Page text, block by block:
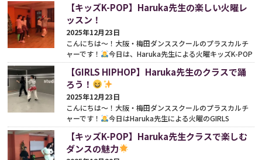
【キッズK-POP】Haruka先生の楽しい火曜レ
ッスン！
2025年12月23日
こんにちは〜！大阪・梅田ダンススクールのプラスカルチ
ャーです！
今日は、Haruka先生による火曜キッズK-POP
クラスの様子をお届けします♪今日は WE GO UP という...
続きをみる
【GIRLS HIPHOP】Haruka先生のクラスで踊
ろう！
2025年12月23日
こんにちは〜！大阪・梅田ダンススクールのプラスカルチ
ャーです！
今日はHaruka先生による火曜のGIRLS
HIPHOPクラスをご紹介したいと思います♪ 本日はA
Nonsense...続きをみる
【キッズK-POP】Haruka先生クラスで楽しむ
ダンスの魅力